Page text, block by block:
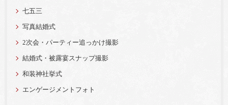
七五三
写真結婚式
2次会・パーティー追っかけ撮影
結婚式・被露宴スナップ撮影
和装神社挙式
エンゲージメントフォト